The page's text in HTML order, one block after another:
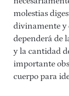
molestias
divinamente y
dependerá de
y la cantidad
importante
cuerpo para